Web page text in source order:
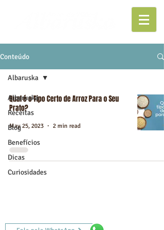
Conteúdo
Albaruska
Receitas
Blog
Benefícios
Dicas
Curiosidades
Albaruska
Qual é o Tipo Certo de Arroz Para o Seu
Prato?
May 25, 2023 2 min read